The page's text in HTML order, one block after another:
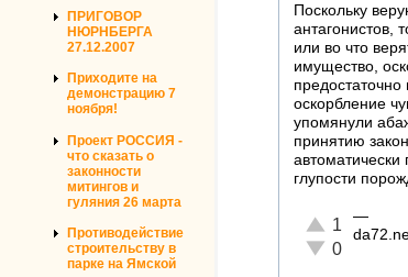
ПРИГОВОР
НЮРНБЕРГА
27.12.2007
Приходите на
демонстрацию 7
ноября!
Проект РОССИЯ -
что сказать о
законности
митингов и
гуляния 26 марта
Противодействие
строительству в
парке на Ямской
Поскольку
антагонистов,
или во что
имущество,
оскорбление
упомянули
принятию
глупости
Отлично!
1
Неадекватно!
0
—